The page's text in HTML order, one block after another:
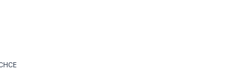
PRZYJĄĆ UCHODŹCÓW